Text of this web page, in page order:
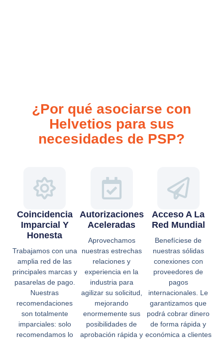
¿Por qué asociarse con
Helvetios para sus
necesidades de PSP?
Coincidencia
Imparcial Y
Honesta
Trabajamos con una
amplia red de las
principales marcas y
pasarelas de pago.
Nuestras
recomendaciones
son totalmente
imparciales: solo
recomendamos lo
Autorizaciones
Aceleradas
Aprovechamos
nuestras estrechas
relaciones y
experiencia en la
industria para
agilizar su solicitud,
mejorando
enormemente sus
posibilidades de
aprobación rápida y
Acceso A La
Red Mundial
Benefíciese de
nuestras sólidas
conexiones con
proveedores de
pagos
internacionales. Le
garantizamos que
podrá cobrar dinero
de forma rápida y
económica a clientes